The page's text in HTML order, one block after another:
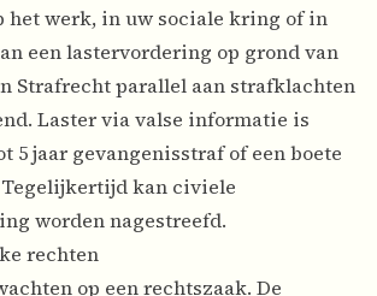
het werk, in uw sociale kring of in
een lastervordering op grond van
Strafrecht parallel aan strafklachten
Laster via valse informatie is
5 jaar gevangenisstraf of een boete
Tegelijkertijd kan civiele
worden nagestreefd.
rechten
op een rechtszaak. De